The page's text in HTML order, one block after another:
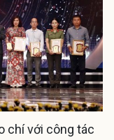
chí với công tác